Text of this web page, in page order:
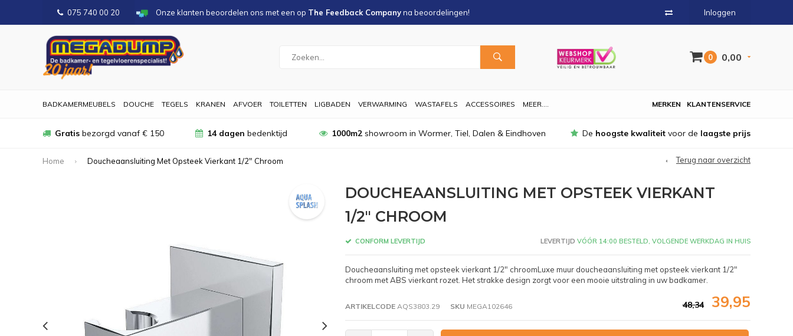
075 740 00 20 Onze klanten beoordelen ons met een op The Feedback Companyna beoordelingen! Inloggen
0 0,00
BADKAMERMEUBELS DOUCHE TEGELS KRANEN AFVOER TOILETTEN LIGBADEN VERWARMING WASTAFELS ACCESSOIRES MEER.... KLANTENSERVICE
MERKEN
Gratis bezorgd vanaf € 150 14 dagen bedenktijd 1000m2showroom in Wormer, Tiel, Dalen & Eindhoven De hoogste kwaliteit voor de laagste prijs
Home Doucheaansluiting Met Opsteek Vierkant 1/2" Chroom Terug naar overzicht
DOUCHEAANSLUITING MET OPSTEEK VIERKANT
1/2" CHROOM
CONFORM LEVERTIJD LEVERTIJD VÓÓR 14:00 BESTELD, VOLGENDE WERKDAG IN HUIS
Doucheaansluiting met opsteek vierkant 1/2" chroomLuxe muur doucheaansluiting met opsteek vierkant 1/2"
chroom met ABS vierkant rozet. Het strakke design zorgt voor een mooie uitstraling in uw badkamer.
ARTIKELCODEAQS3803.29 SKU MEGA102646 48,34 39,95